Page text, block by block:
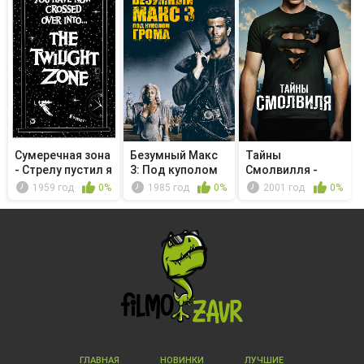
Сумеречная зона
- Стрелу пустил я
к н...1959 год 0%
Безумный Макс
3: Под куполом
грома1985 год 0%
Тайны
Смолвилля -
Битва2001 год 0%
ГЛАВНАЯ НОВИНКИ ЛУЧШИЕ